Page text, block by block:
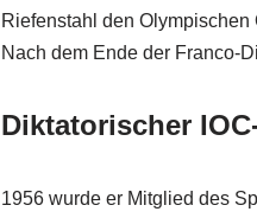
Riefenstahl den
Nach dem Ende der Franco-
Diktatorischer
1956 wurde er Mitglied des